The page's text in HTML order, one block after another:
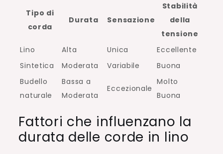
Tipo di
corda
Durata Sensazione
Stabilità
della
tensione
Lino
Alta Unica
Eccellente
Sintetica
Moderata Variabile
Buona
Budello
naturale
Bassa a
Moderata
Eccezionale
Molto
Buona
Fattori che influenzano la
durata delle corde in lino